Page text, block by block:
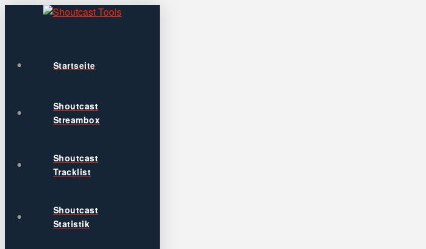
Startseite
Shoutcast
Streambox
Shoutcast
Tracklist
Shoutcast
Statistik